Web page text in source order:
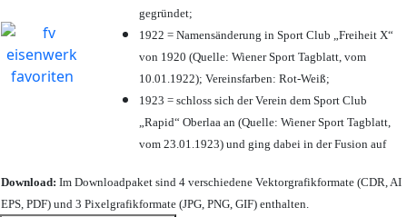
gegründet;
1922 = Namensänderung in Sport Club „Freiheit X“
von 1920 (Quelle: Wiener Sport Tagblatt, vom
10.01.1922); Vereinsfarben: Rot-Weiß;
1923 = schloss sich der Verein dem Sport Club
„Rapid“ Oberlaa an (Quelle: Wiener Sport Tagblatt,
vom 23.01.1923) und ging dabei in der Fusion auf
Download: Im Downloadpaket sind 4 verschiedene Vektorgrafikformate (CDR, AI
EPS, PDF) und 3 Pixelgrafikformate (JPG, PNG, GIF) enthalten.